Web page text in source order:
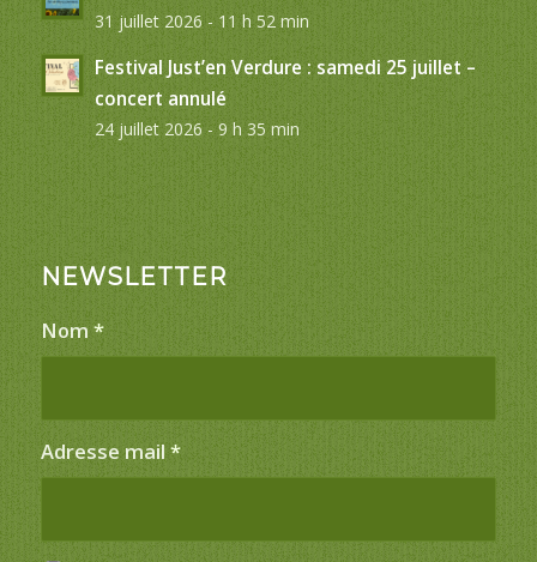
31 juillet 2026 - 11 h 52 min
Festival Just’en Verdure : samedi 25 juillet –
concert annulé
24 juillet 2026 - 9 h 35 min
NEWSLETTER
Nom *
Adresse mail *